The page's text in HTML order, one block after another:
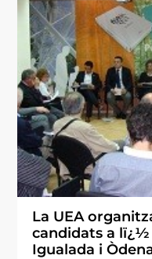
La UEA
candidats a
Igualada i